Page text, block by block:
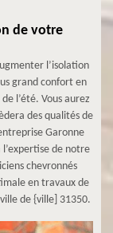
de votre
l’isolation
grand confort en
l’été. Vous aurez
des qualités de
Garonne
de notre
chevronnés
en travaux de
de {ville] 31350.